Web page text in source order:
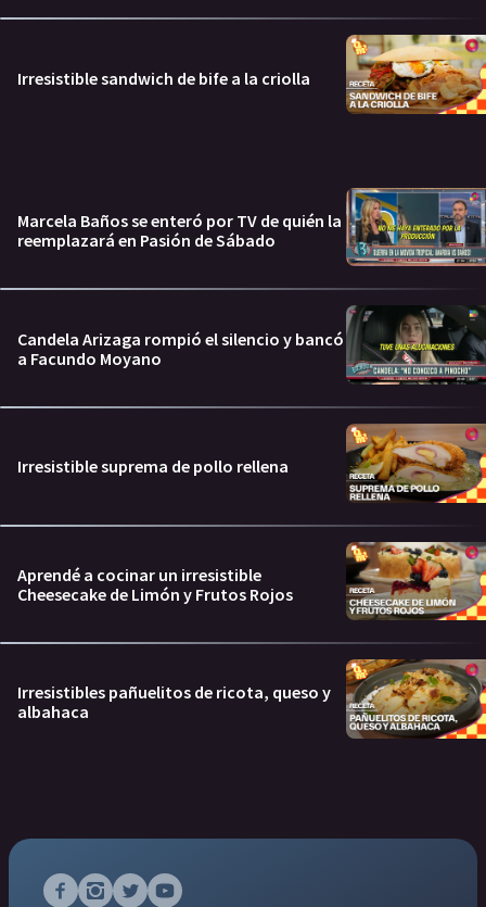
Irresistible sandwich de bife a la criolla
Marcela Baños se enteró por TV de quién la
reemplazará en Pasión de Sábado
Candela Arizaga rompió el silencio y bancó
a Facundo Moyano
Irresistible suprema de pollo rellena
Aprendé a cocinar un irresistible
Cheesecake de Limón y Frutos Rojos
Irresistibles pañuelitos de ricota, queso y
albahaca